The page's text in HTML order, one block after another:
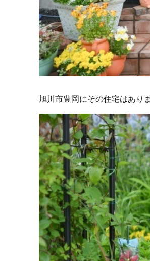
旭川市豊岡にその住宅はあり